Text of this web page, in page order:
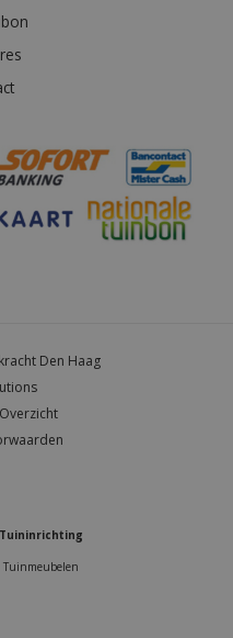
Den Haag
Tuininrichting
Tuinmeubelen